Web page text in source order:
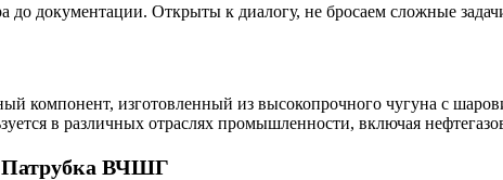
до документации. Открыты к диалогу, не бросаем сложные
компонент, изготовленный из высокопрочного чугуна с
в различных отраслях промышленности, включая
Патрубка ВЧШГ